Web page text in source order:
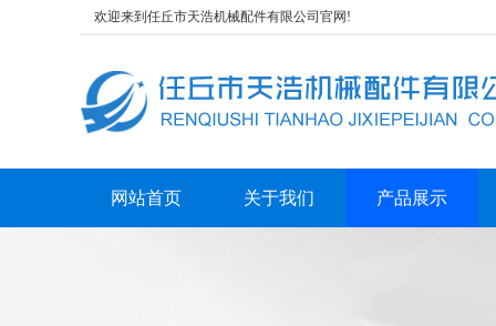
欢迎来到任丘市天浩机械配件有限公司官网!
网站首页 关于我们 产品展示